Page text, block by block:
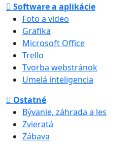
Software a aplikácie
Foto a video
Grafika
Microsoft Office
Trello
Tvorba webstránok
Umelá inteligencia
Ostatné
Bývanie, záhrada a les
Zvieratá
Zábava